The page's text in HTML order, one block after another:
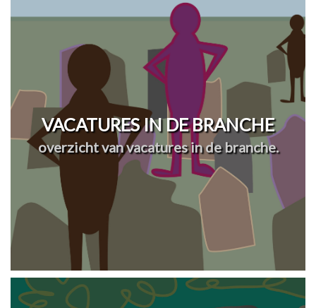
VACATURES IN DE BRANCHE
overzicht van vacatures in de branche.